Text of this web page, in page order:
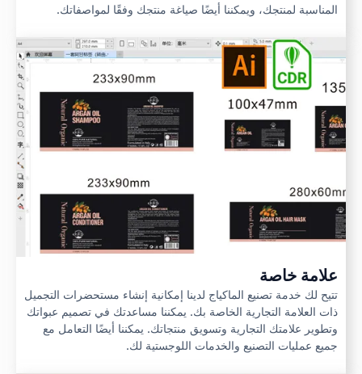
المناسبة لمنتجك، ويمكننا أيضًا صياغة منتجك وفقًا لمواصفاتك.
علامة خاصة
تتيح لك خدمة تصنيع الماكياج لدينا إمكانية إنشاء مستحضرات التجميل
ذات العلامة التجارية الخاصة بك. يمكننا مساعدتك في تصميم عبواتك
وتطوير علامتك التجارية وتسويق منتجاتك. يمكننا أيضًا التعامل مع
جميع عمليات التصنيع والخدمات اللوجستية لك.